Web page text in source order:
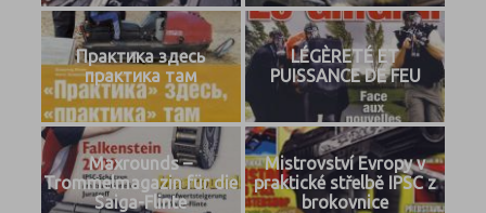
Практика здесь
практика там
LÉGÈRETÉ ET
PUISSANCE DE FEU
Maxrounds –
Trommelmagazin für die
Saiga-Flinte
Mistrovství Evropy v
praktické střelbě IPSC z
brokovnice